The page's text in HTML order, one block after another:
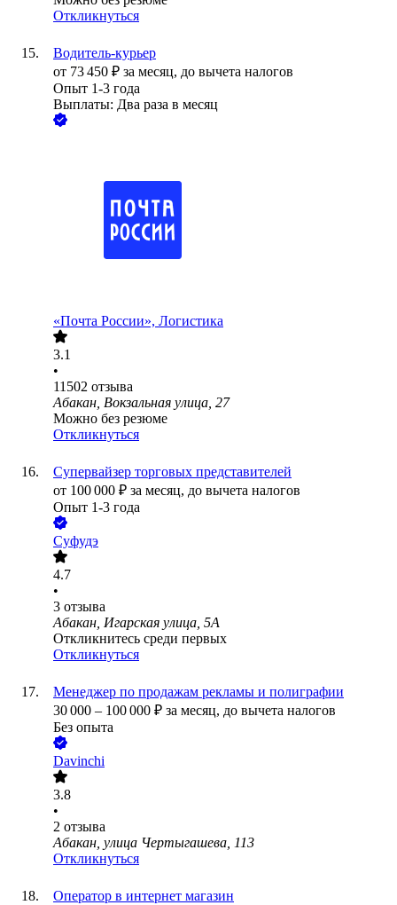
Откликнуться
Водитель-курьер
от 73 450 ₽ за месяц, до вычета налогов
Опыт 1-3 года
Выплаты: Два раза в месяц
«Почта России», Логистика
3.1
•
11502 отзыва
Абакан, Вокзальная улица, 27
Можно без резюме
Откликнуться
Супервайзер торговых представителей
от 100 000 ₽ за месяц, до вычета налогов
Опыт 1-3 года
Суфудэ
4.7
•
3 отзыва
Абакан, Игарская улица, 5А
Откликнитесь среди первых
Откликнуться
Менеджер по продажам рекламы и полиграфии
30 000 – 100 000 ₽ за месяц, до вычета налогов
Без опыта
Davinchi
3.8
•
2 отзыва
Абакан, улица Чертыгашева, 113
Откликнуться
Оператор в интернет магазин